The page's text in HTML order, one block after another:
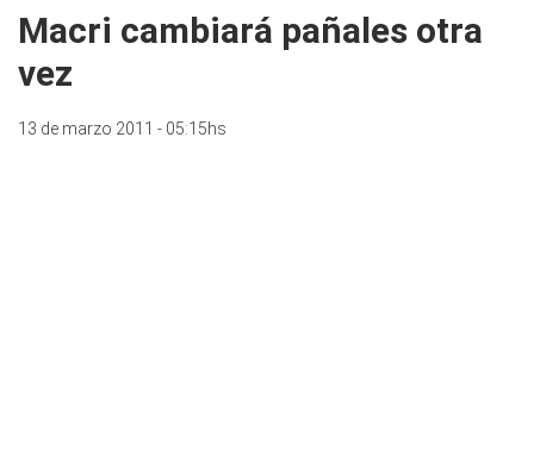
Macri cambiará pañales otra
vez
13 de marzo 2011 - 05:15hs